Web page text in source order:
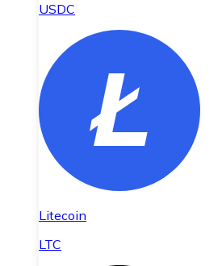
USDC
Litecoin
LTC